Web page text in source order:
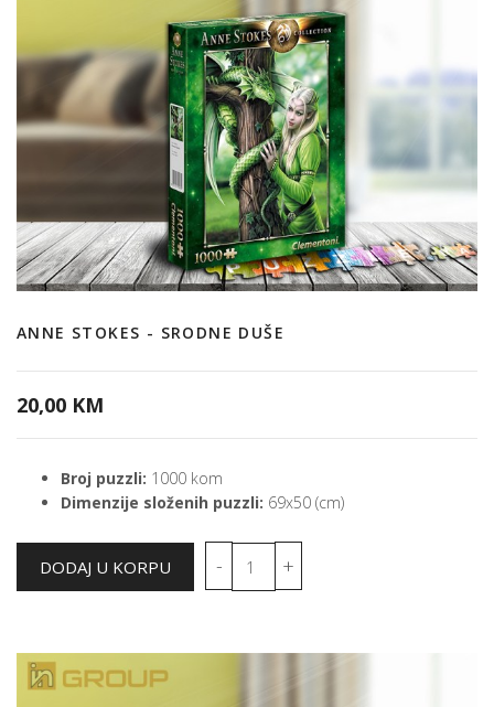
ANNE STOKES - SRODNE DUŠE
20,00 KM
Broj puzzli: 1000 kom
Dimenzije složenih puzzli: 69x50 (cm)